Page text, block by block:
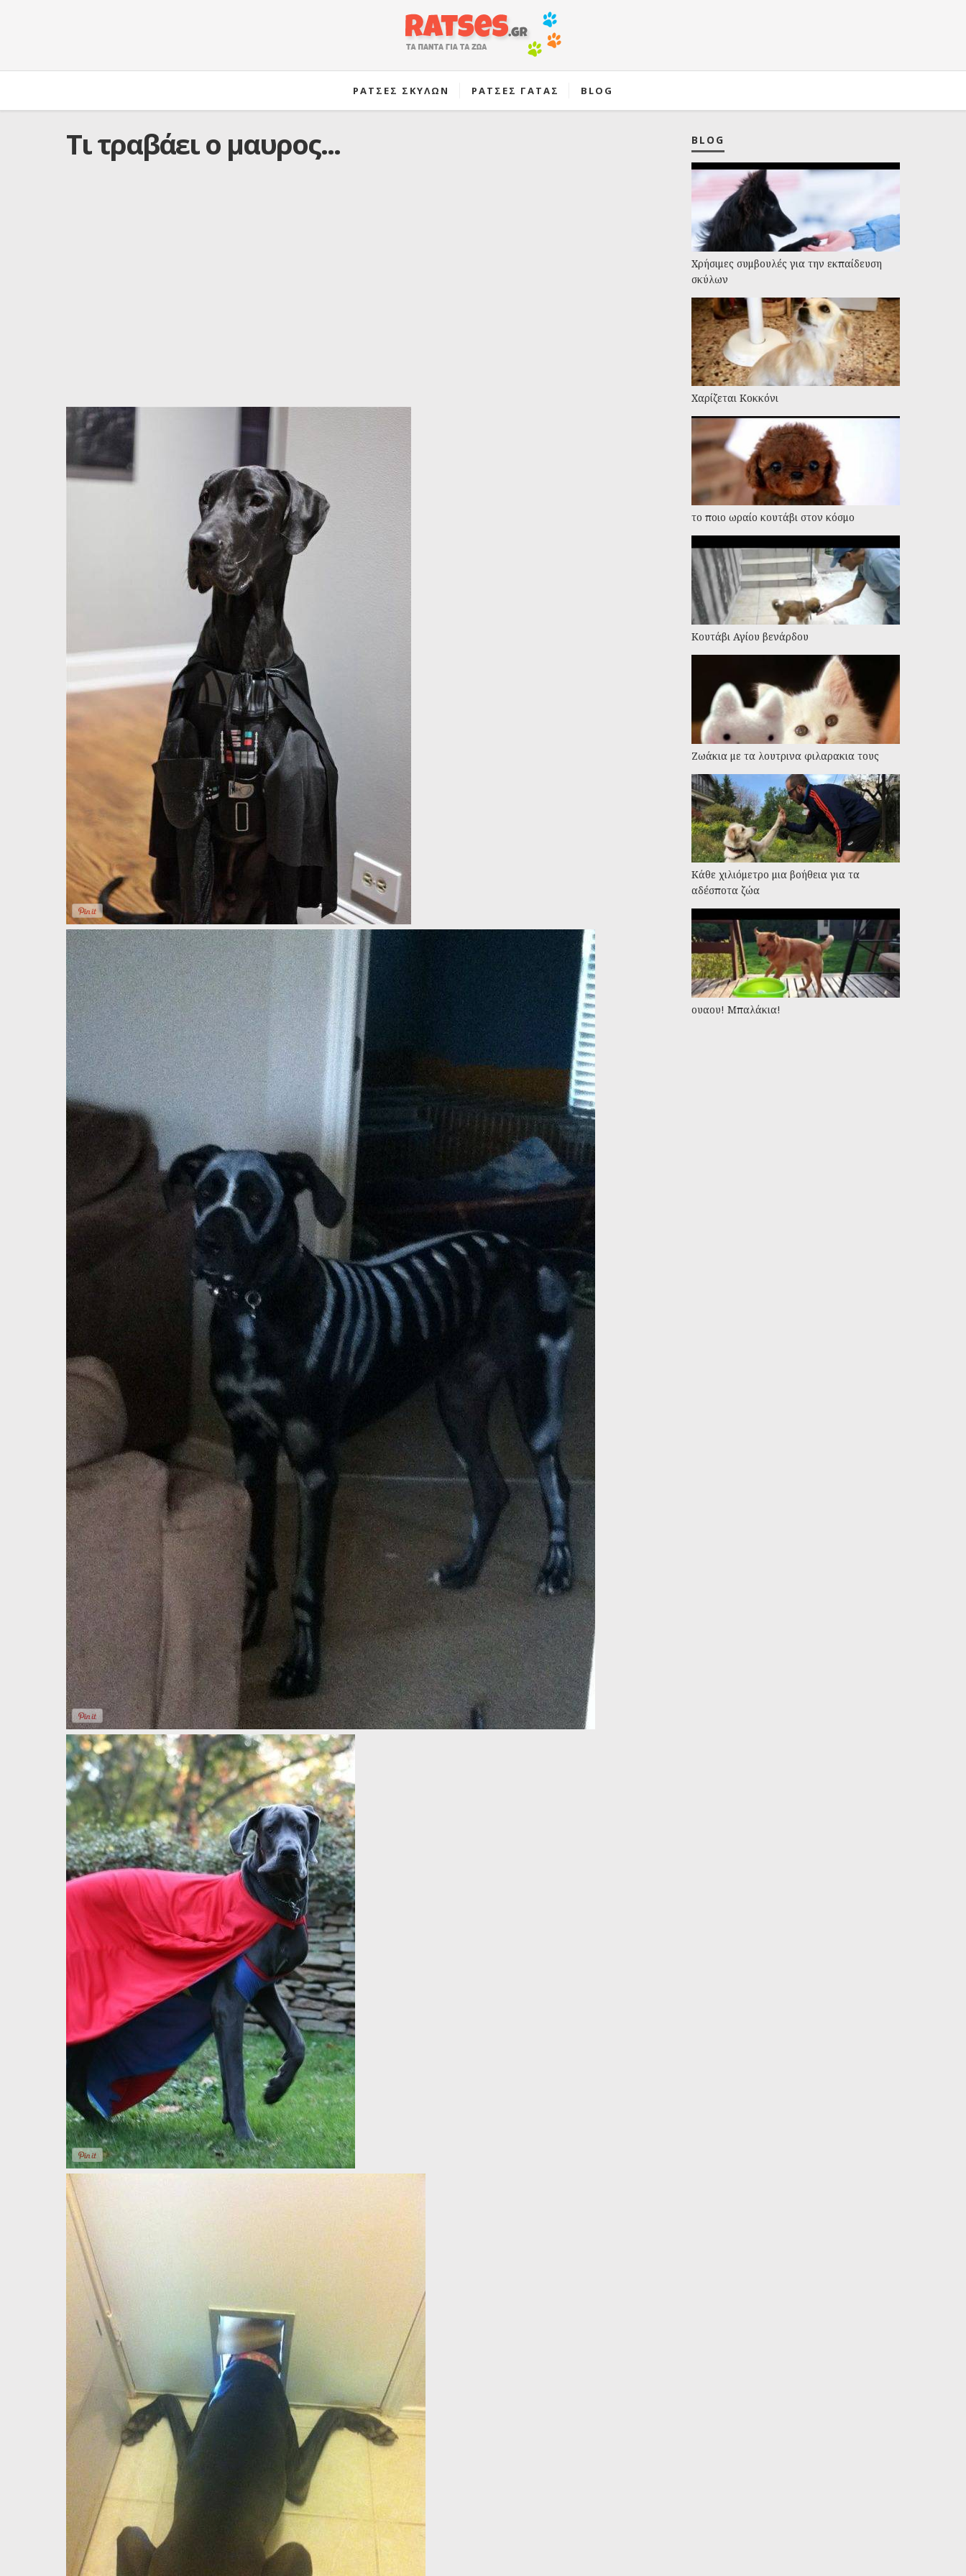
ΡΑΤΣΕΣ ΣΚΥΛΩΝ ΡΑΤΣΕΣ ΓΑΤΑΣ BLOG
Τι τραβάει ο μαυρος... BLOG
Χρήσιμες συμβουλές για την εκπαίδευση
σκύλων
Χαρίζεται Κοκκόνι
το ποιο ωραίο κουτάβι στον κόσμο
Κουτάβι Αγίου βενάρδου
Ζωάκια με τα λουτρινα φιλαρακια τους
Kάθε χιλιόμετρο μια βοήθεια για τα
αδέσποτα ζώα
ουαου! Μπαλάκια!